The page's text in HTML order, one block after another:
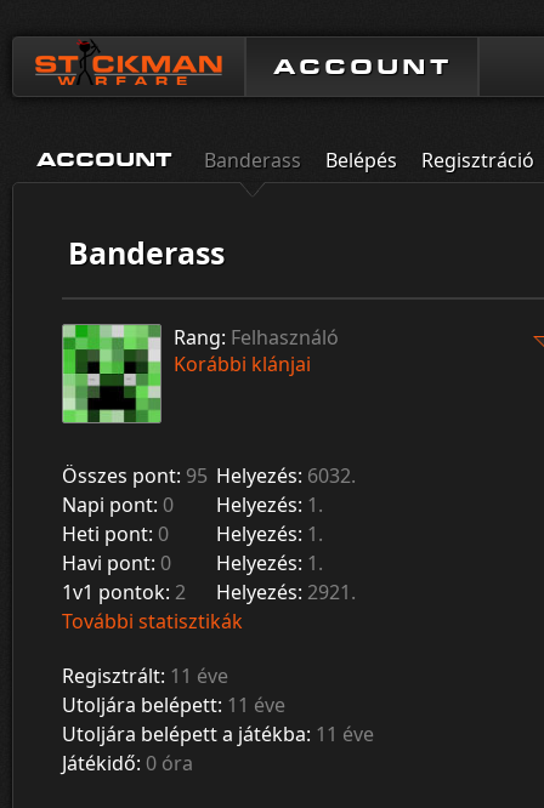
ACCOUNT
ACCOUNT Banderass Belépés Regisztráció
Banderass
Rang: Felhasználó
Korábbi klánjai
Összes pont: 95 Helyezés: 6032.
Napi pont: 0 Helyezés: 1.
Heti pont: 0 Helyezés: 1.
Havi pont: 0 Helyezés: 1.
1v1 pontok: 2 Helyezés: 2921.
További statisztikák
Regisztrált: 11 éve
Utoljára belépett: 11 éve
Utoljára belépett a játékba: 11 éve
Játékidő: 0 óra